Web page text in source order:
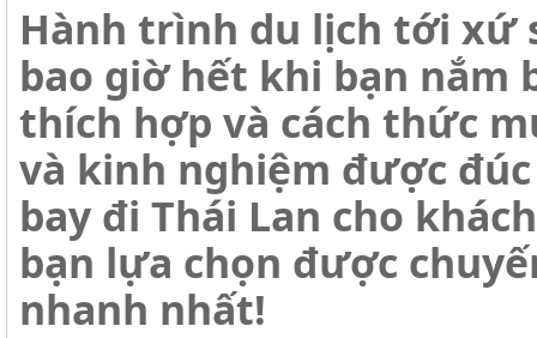
Hành trình du lịch tới
bao giờ hết khi bạn nắm
thích hợp và cách thức
và kinh nghiệm được
bay đi Thái Lan cho
bạn lựa chọn được
nhanh nhất!